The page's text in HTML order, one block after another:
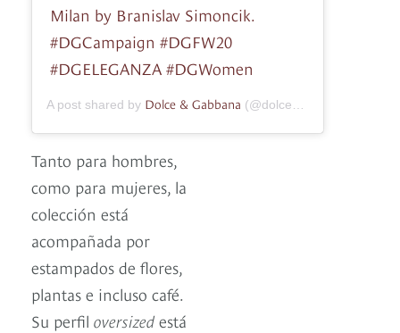
Milan by Branislav Simoncik.
#DGCampaign #DGFW20
#DGELEGANZA #DGWomen
A post shared by Dolce & Gabbana (@dolcegabbana) on
Tanto para hombres,
como para mujeres, la
colección está
acompañada por
estampados de flores,
plantas e incluso café.
Su perfil oversized está